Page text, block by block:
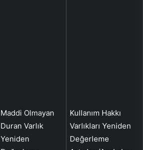
Maddi Olmayan
Duran Varlık
Yeniden
Kullanım Hakkı
Varlıkları Yeniden
Değerleme